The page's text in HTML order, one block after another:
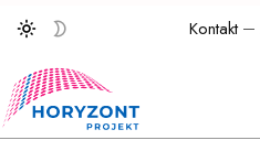
Kontakt